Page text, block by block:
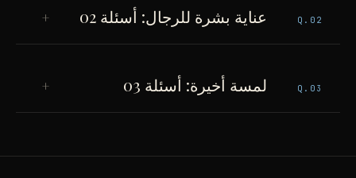
Q. 02 عناية بشرة للرجال: أسئلة 02 +
Q. 03 لمسة أخيرة: أسئلة 03 +